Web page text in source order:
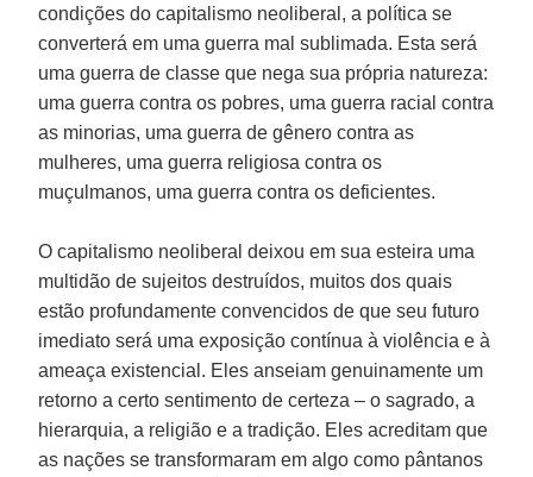
condições do capitalismo neoliberal, a política se
converterá em uma guerra mal sublimada. Esta será
uma guerra de classe que nega sua própria natureza:
uma guerra contra os pobres, uma guerra racial contra
as minorias, uma guerra de gênero contra as
mulheres, uma guerra religiosa contra os
muçulmanos, uma guerra contra os deficientes.
O capitalismo neoliberal deixou em sua esteira uma
multidão de sujeitos destruídos, muitos dos quais
estão profundamente convencidos de que seu futuro
imediato será uma exposição contínua à violência e à
ameaça existencial. Eles anseiam genuinamente um
retorno a certo sentimento de certeza – o sagrado, a
hierarquia, a religião e a tradição. Eles acreditam que
as nações se transformaram em algo como pântanos